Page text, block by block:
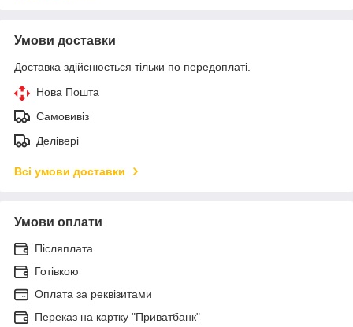
Умови доставки
Доставка здійснюється тільки по передоплаті.
Нова Пошта
Самовивіз
Делівері
Всі умови доставки
Умови оплати
Післяплата
Готівкою
Оплата за реквізитами
Переказ на картку "Приватбанк"